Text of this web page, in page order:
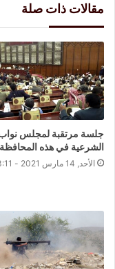
مقالات ذات صلة
جلسة مرتقبة لمجلس
الشرعية في هذه المحافظة
الأحد, 14 مارس 2021 - 3:11 م